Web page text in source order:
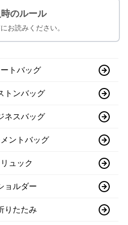
のルール
お読みください。
ートバッグ
トンバッグ
ネスバッグ
ントバッグ
リュック
ョルダー
りたたみ